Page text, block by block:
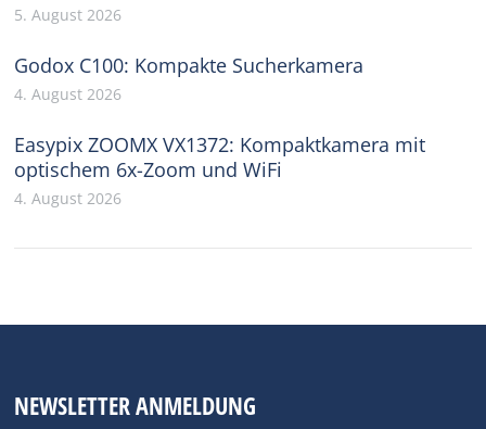
5. August 2026
Godox C100: Kompakte Sucherkamera
4. August 2026
Easypix ZOOMX VX1372: Kompaktkamera mit
optischem 6x-Zoom und WiFi
4. August 2026
NEWSLETTER ANMELDUNG